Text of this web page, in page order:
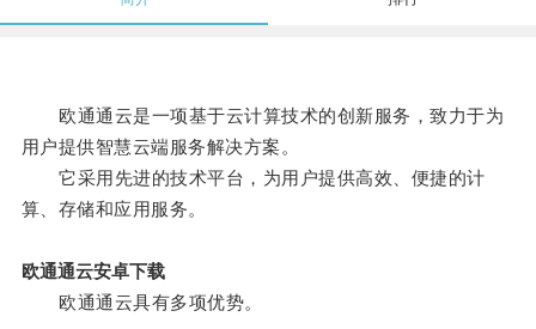
欧通通云是一项基于云计算技术的创新服务，致力于为
用户提供智慧云端服务解决方案。
它采用先进的技术平台，为用户提供高效、便捷的计
算、存储和应用服务。
欧通通云安卓下载
欧通通云具有多项优势。